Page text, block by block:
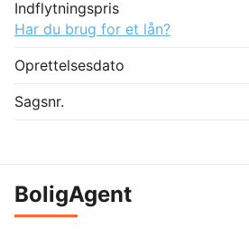
Indflytningspris
Har du brug for et lån?
Oprettelsesdato
Sagsnr.
BoligAgent